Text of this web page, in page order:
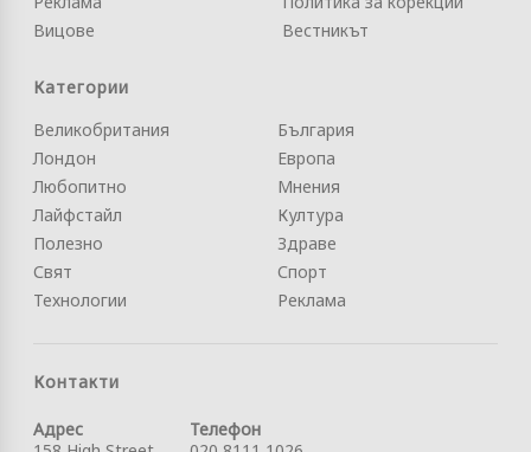
Вицове
Вестникът
Категории
Великобритания
Лондон
Любопитно
Лайфстайл
Полезно
Свят
Технологии
България
Европа
Мнения
Култура
Здраве
Спорт
Реклама
Контакти
Адрес
Телефон